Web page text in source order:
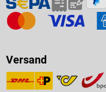
Versand